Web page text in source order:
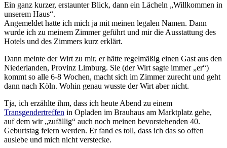
Ein ganz kurzer, erstaunter Blick, dann ein Lächeln „Willkommen in
unserem Haus“.
Angemeldet hatte ich mich ja mit meinen legalen Namen. Dann
wurde ich zu meinem Zimmer geführt und mir die Ausstattung des
Hotels und des Zimmers kurz erklärt.
Dann meinte der Wirt zu mir, er hätte regelmäßig einen Gast aus den
Niederlanden, Provinz Limburg. Sie (der Wirt sagte immer „er“)
kommt so alle 6-8 Wochen, macht sich im Zimmer zurecht und geht
dann nach Köln. Wohin genau wusste der Wirt aber nicht.
Tja, ich erzählte ihm, dass ich heute Abend zu einem
Transgendertreffen in Opladen im Brauhaus am Marktplatz gehe,
auf dem wir „zufällig“ auch noch meinen bevorstehenden 40.
Geburtstag feiern werden. Er fand es toll, dass ich das so offen
auslebe und mich nicht verstecke.